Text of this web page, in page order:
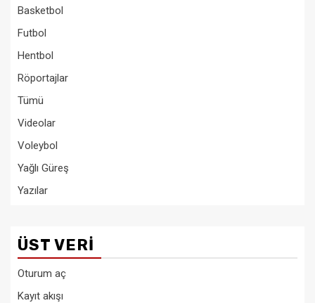
Basketbol
Futbol
Hentbol
Röportajlar
Tümü
Videolar
Voleybol
Yağlı Güreş
Yazılar
ÜST VERI
Oturum aç
Kayıt akışı